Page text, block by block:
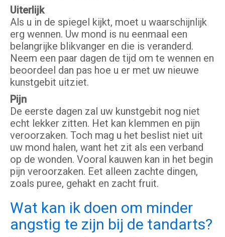
Uiterlijk
Als u in de spiegel kijkt, moet u waarschijnlijk
erg wennen. Uw mond is nu eenmaal een
belangrijke blikvanger en die is veranderd.
Neem een paar dagen de tijd om te wennen en
beoordeel dan pas hoe u er met uw nieuwe
kunstgebit uitziet.
Pijn
De eerste dagen zal uw kunstgebit nog niet
echt lekker zitten. Het kan klemmen en pijn
veroorzaken. Toch mag u het beslist niet uit
uw mond halen, want het zit als een verband
op de wonden. Vooral kauwen kan in het begin
pijn veroorzaken. Eet alleen zachte dingen,
zoals puree, gehakt en zacht fruit.
Wat kan ik doen om minder
angstig te zijn bij de tandarts?